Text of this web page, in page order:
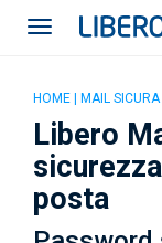
HOME MAIL SICURA
Libero
posta